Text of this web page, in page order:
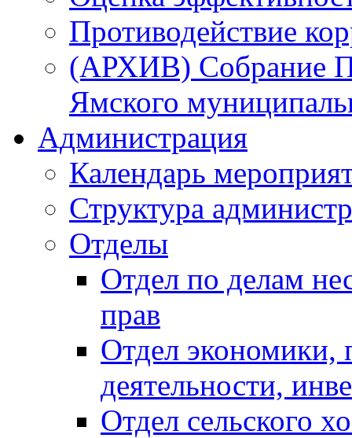
Противодействие
(АРХИВ) Собрание
Ямского
Администрация
Календарь
Структура
Отделы
Отдел по делам
прав
Отдел экономики,
деятельности,
Отдел сельского